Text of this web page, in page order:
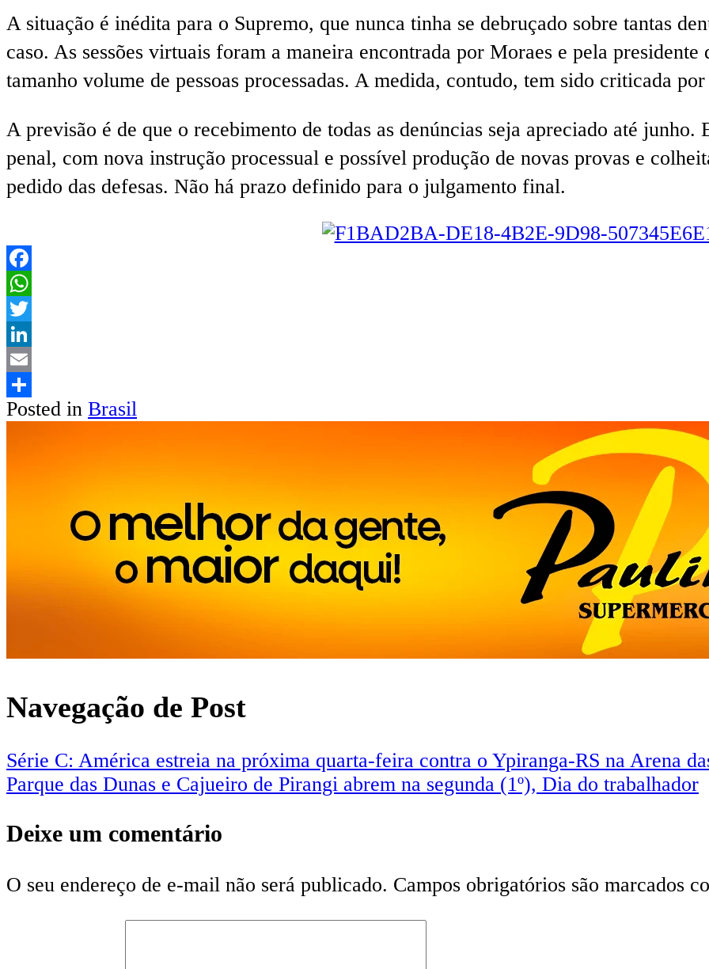
A situação é inédita para o Supremo, que nunca tinha se debruçado sobre tantas
caso. As sessões virtuais foram a maneira encontrada por Moraes e pela
tamanho volume de pessoas processadas. A medida, contudo, tem sido criticada por
A previsão é de que o recebimento de todas as denúncias seja apreciado até
penal, com nova instrução processual e possível produção de novas provas e
pedido das defesas. Não há prazo definido para o julgamento final.
Facebook
WhatsApp
Twitter
LinkedIn
Email
Share
Posted in Brasil
Navegação de Post
Série C: América estreia na próxima quarta-feira contra o Ypiranga-RS na Arena
Parque das Dunas e Cajueiro de Pirangi abrem na segunda (1º), Dia do trabalhador
Deixe um comentário
O seu endereço de e-mail não será publicado. Campos obrigatórios são marcados